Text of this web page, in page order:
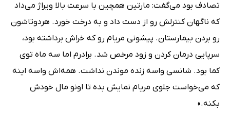
تصادف بود می‌گفت: مارتین همچین با سرعت بالا ویراژ می‌داد
که ناگهان کنترلش رو از دست داد و به درخت خورد. هردوتاشون
رو بردن بیمارستان. پیشونی مریام رو که خراش برداشته بود،
سرپایی درمان کردن و زود مرخص شد. برادرم اما سه ماه توی
کما بود. شانسی واسه زنده موندن نداشت. همه‌اش واسه اینه
که می‌خواست جلوی مریام نمایش بده تا اونو مال خودش
بکنه.»